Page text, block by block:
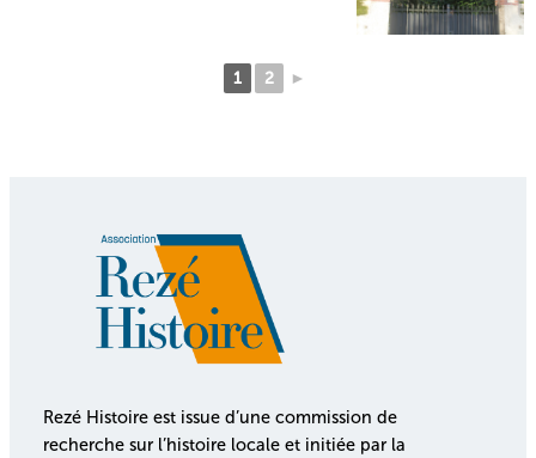
1 2 ►
Rezé Histoire est issue d’une commission de
recherche sur l’histoire locale et initiée par la